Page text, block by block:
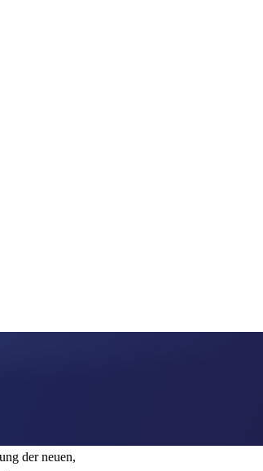
der neuen,